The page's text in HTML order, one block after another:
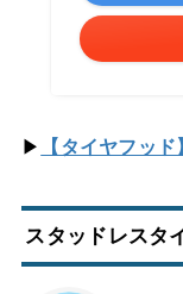
▶ 【タイヤフッ
スタッドレスタ